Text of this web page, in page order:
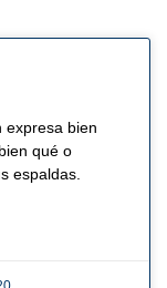
expresa bien
qué o
espaldas.